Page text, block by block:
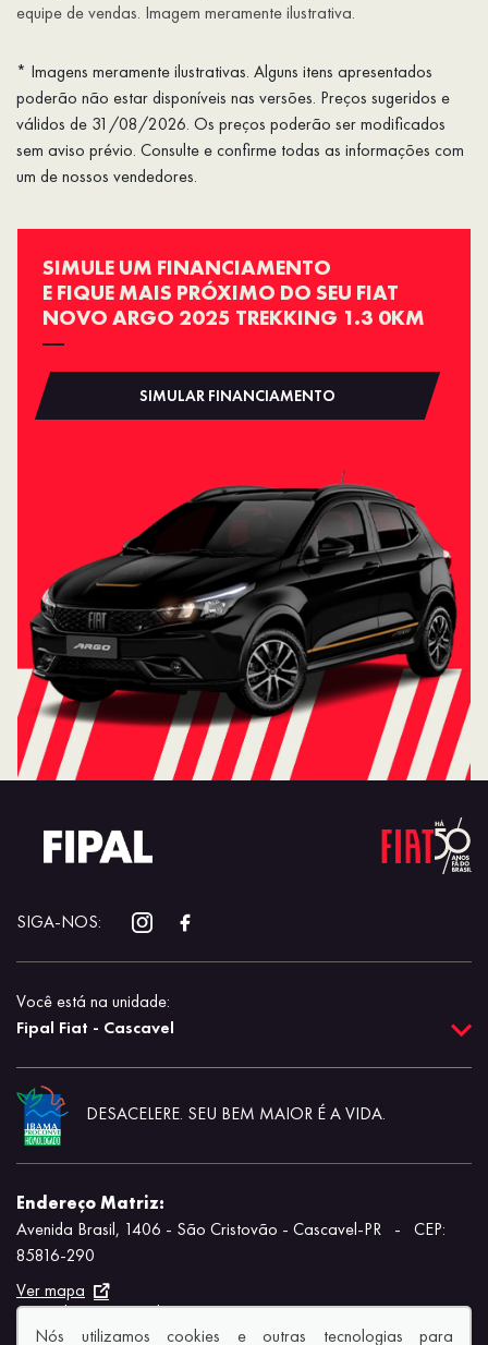
equipe de vendas. Imagem meramente ilustrativa.
* Imagens meramente ilustrativas. Alguns itens apresentados
poderão não estar disponíveis nas versões. Preços sugeridos e
válidos de 31/08/2026. Os preços poderão ser modificados
sem aviso prévio. Consulte e confirme todas as informações com
um de nossos vendedores.
SIMULE UM FINANCIAMENTO
E FIQUE MAIS PRÓXIMO DO SEU FIAT
NOVO ARGO 2025 TREKKING 1.3 0KM
SIMULAR FINANCIAMENTO
SIGA-NOS:
Você está na unidade:
Fipal Fiat - Cascavel
DESACELERE. SEU BEM MAIOR É A VIDA.
Endereço Matriz:
Avenida Brasil, 1406 - São Cristovão - Cascavel-PR
-
CEP:
85816-290
Ver mapa
Aviso de Texto Legal
Nós utilizamos cookies e outras tecnologias para